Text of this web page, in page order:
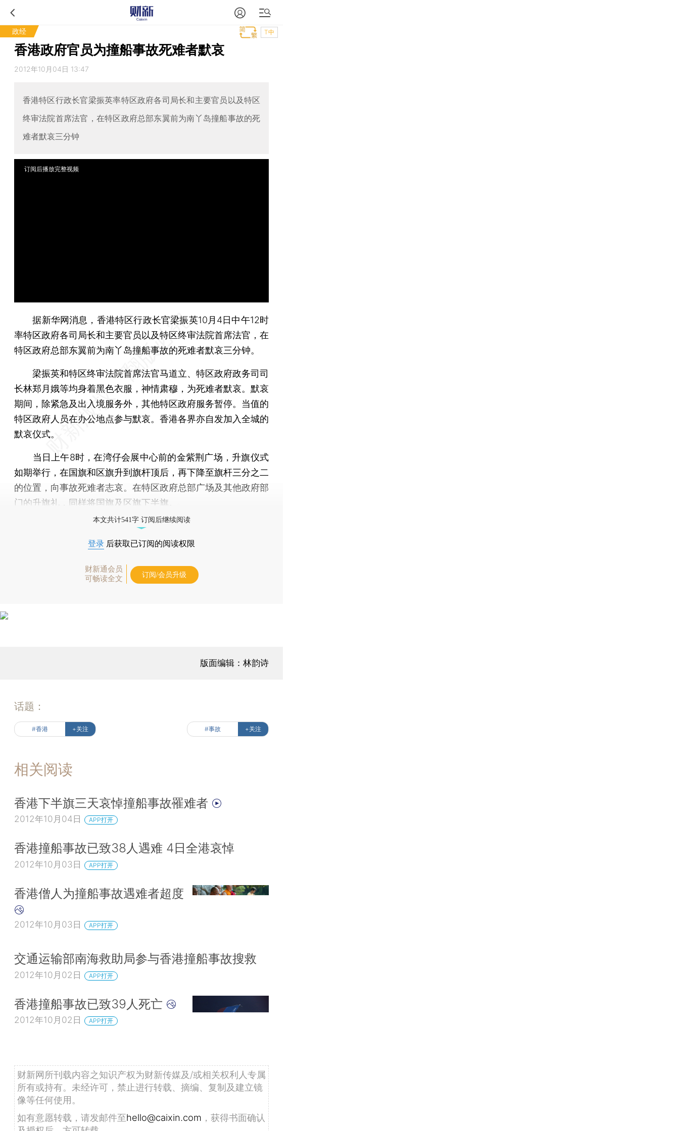
政经 T中
香港政府官员为撞船事故死难者默哀
2012年10月04日 13:47
香港特区行政长官梁振英率特区政府各司局长和主要官员以及特区
终审法院首席法官，在特区政府总部东翼前为南丫岛撞船事故的死
难者默哀三分钟
订阅后播放完整视频
据新华网消息，香港特区行政长官梁振英10月4日中午12时
率特区政府各司局长和主要官员以及特区终审法院首席法官，在
特区政府总部东翼前为南丫岛撞船事故的死难者默哀三分钟。
梁振英和特区终审法院首席法官马道立、特区政府政务司司
长林郑月娥等均身着黑色衣服，神情肃穆，为死难者默哀。默哀
期间，除紧急及出入境服务外，其他特区政府服务暂停。当值的
特区政府人员在办公地点参与默哀。香港各界亦自发加入全城的
默哀仪式。
当日上午8时，在湾仔会展中心前的金紫荆广场，升旗仪式
如期举行，在国旗和区旗升到旗杆顶后，再下降至旗杆三分之二
的位置，向事故死难者志哀。在特区政府总部广场及其他政府部
门的升旗礼，同样将国旗及区旗下半旗。
本文共计541字 订阅后继续阅读
登录 后获取已订阅的阅读权限
财新通会员
可畅读全文
订阅/会员升级
版面编辑：林韵诗
话题：
#香港 +关注 #事故 +关注
相关阅读
香港下半旗三天哀悼撞船事故罹难者
2012年10月04日 APP打开
香港撞船事故已致38人遇难 4日全港哀悼
2012年10月03日 APP打开
香港僧人为撞船事故遇难者超度
2012年10月03日 APP打开
交通运输部南海救助局参与香港撞船事故搜救
2012年10月02日 APP打开
香港撞船事故已致39人死亡
2012年10月02日 APP打开
财新网所刊载内容之知识产权为财新传媒及/或相关权利人专属
所有或持有。未经许可，禁止进行转载、摘编、复制及建立镜
像等任何使用。
如有意愿转载，请发邮件至hello@caixin.com ，获得书面确认